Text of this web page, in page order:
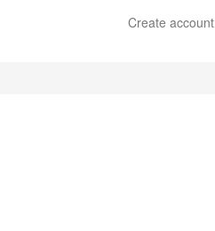
Create account